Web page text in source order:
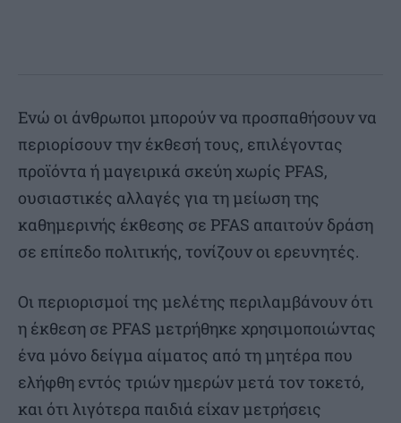
Ενώ οι άνθρωποι μπορούν να προσπαθήσουν να
περιορίσουν την έκθεσή τους, επιλέγοντας
προϊόντα ή μαγειρικά σκεύη χωρίς PFAS,
ουσιαστικές αλλαγές για τη μείωση της
καθημερινής έκθεσης σε PFAS απαιτούν δράση
σε επίπεδο πολιτικής, τονίζουν οι ερευνητές.
Οι περιορισμοί της μελέτης περιλαμβάνουν ότι
η έκθεση σε PFAS μετρήθηκε χρησιμοποιώντας
ένα μόνο δείγμα αίματος από τη μητέρα που
ελήφθη εντός τριών ημερών μετά τον τοκετό,
και ότι λιγότερα παιδιά είχαν μετρήσεις